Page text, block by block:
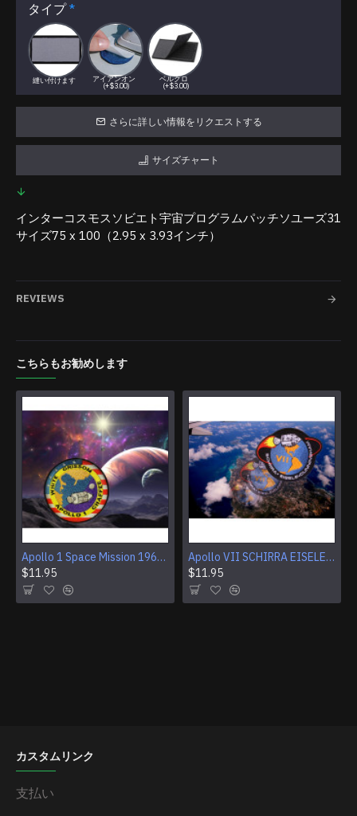
タイプ
縫い付けます
アイアンオン
(+$3.00)
ベルクロ
(+$3.00)
さらに詳しい情報をリクエストする
サイズチャート
インターコスモスソビエト宇宙プログラムパッチソユーズ31
サイズ75 x 100（2.95 x 3.93インチ）
REVIEWS
こちらもお勧めします
Apollo 1 Space Mission 1967プログラムスリーブパッチ
$11.95
Apollo VII SCHIRRA EISELE CUNNINGHAMロゴNASA刺繍パッチ
$11.95
カスタムリンク
支払い